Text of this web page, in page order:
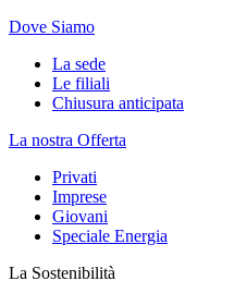
Dove Siamo
La sede
Le filiali
Chiusura anticipata
La nostra Offerta
Privati
Imprese
Giovani
Speciale Energia
La Sostenibilità